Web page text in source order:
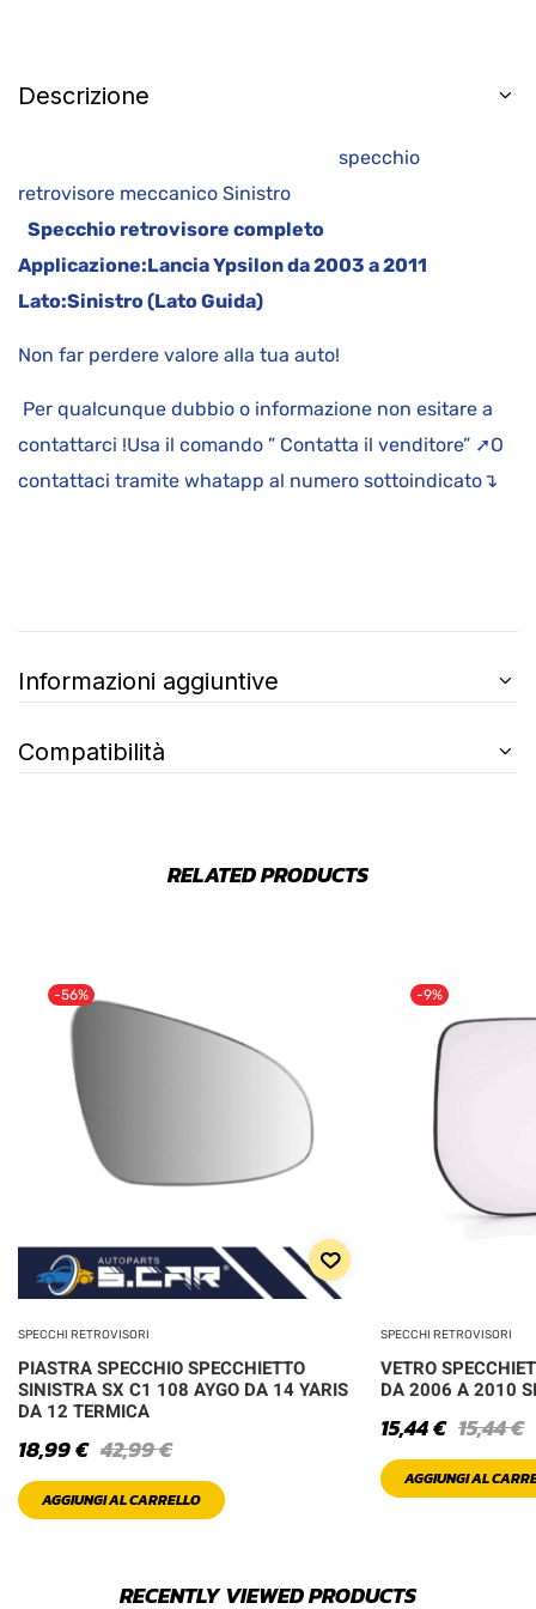
Descrizione
specchio
retrovisore meccanico Sinistro
Specchio retrovisore completo
Applicazione:Lancia Ypsilon da 2003 a 2011
Lato:Sinistro (Lato Guida)
Non far perdere valore alla tua auto!
Per qualcunque dubbio o informazione non esitare a
contattarci !Usa il comando ” Contatta il venditore” ➚O
contattaci tramite whatapp al numero sottoindicato↴
Informazioni aggiuntive
Compatibilità
RELATED PRODUCTS
-56%
SPECCHI RETROVISORI
PIASTRA SPECCHIO SPECCHIETTO
SINISTRA SX C1 108 AYGO DA 14 YARIS
DA 12 TERMICA
42,99€
18,99€
AGGIUNGI AL CARRELLO
-9%
SPECCHI RETROVISORI
VETRO
DA 2006 A 2010
15,44€
15,44€
AGGIUNGI AL
RECENTLY VIEWED PRODUCTS